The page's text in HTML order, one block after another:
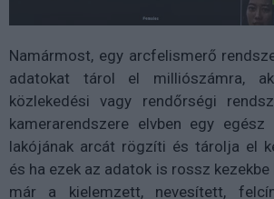
Namármost, egy arcfelismerő
adatokat tárol el milliószámra,
közlekedési vagy rendőrségi
kamerarendszere elvben egy
lakójának arcát rögzíti és tárolja el
és ha ezek az adatok is rossz
már a kielemzett, nevesített,